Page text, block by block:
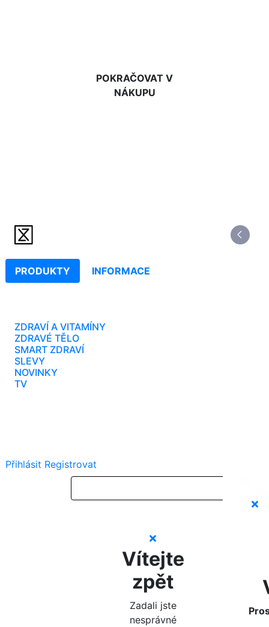
POKRAČOVAT V
NÁKUPU
PRODUKTY INFORMACE
ZDRAVÍ A VITAMÍNY
ZDRAVÉ TĚLO
SMART ZDRAVÍ
SLEVY
NOVINKY
TV
Přihlásit Registrovat
Vítejte
zpět
Zadali jste
nesprávné